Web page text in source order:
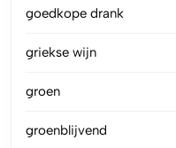
goedkope drank
griekse wijn
groen
groenblijvend